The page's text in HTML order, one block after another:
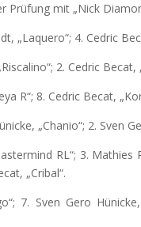
Prüfung mit „Nick
„Laquero“; 4. Cedric
2. Cedric
R“; 8. Cedric Becat,
„Chanio“; 2. Sven
RL“; 3.
„Cribal“.
7. Sven Gero Hünicke,